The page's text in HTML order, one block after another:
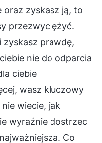
oraz zyskasz ją, to
przezwyciężyć.
zyskasz prawdę,
nie do odparcia
ciebie
wasz kluczowy
wiecie, jak
wyraźnie dostrzec
Co